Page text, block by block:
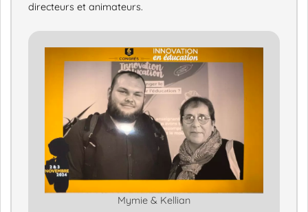
directeurs et animateurs.
Mymie & Kellian